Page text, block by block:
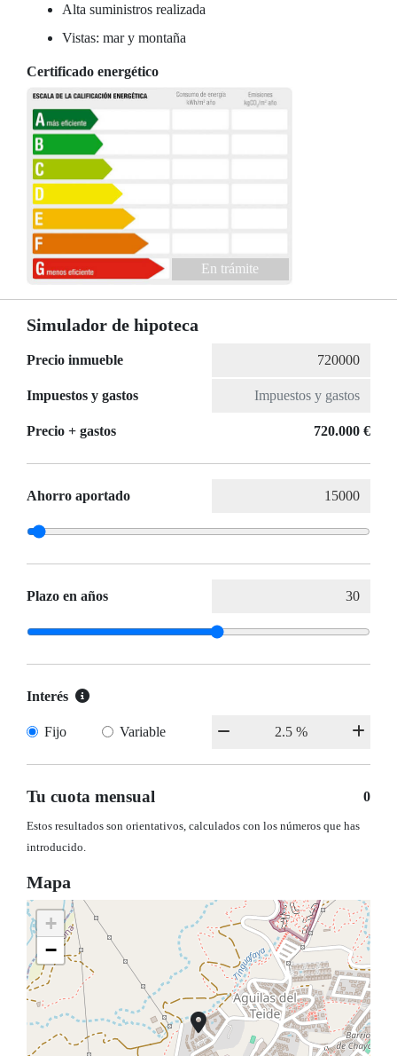
Alta suministros realizada
Vistas: mar y montaña
Certificado energético
En trámite
Simulador de hipoteca
Precio inmueble
Impuestos y gastos
Precio + gastos 720.000 €
Ahorro aportado
Plazo en años
Interés
Fijo Variable
Tu cuota mensual 0
Estos resultados son orientativos, calculados con los números que has
introducido.
Mapa
+
−